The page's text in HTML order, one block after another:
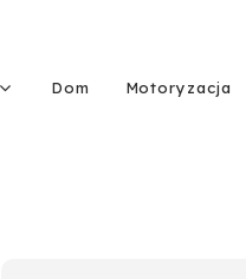
Dom Motoryzacja